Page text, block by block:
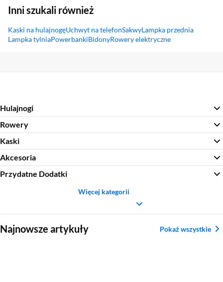
Inni szukali również
Kaski na hulajnogęUchwyt na telefonSakwyLampka przednia
Lampka tylniaPowerbankiBidonyRowery elektryczne
Hulajnogi
Rowery
Kaski
Akcesoria
Przydatne Dodatki
Więcej kategorii
Najnowsze artykuły Pokaż wszystkie